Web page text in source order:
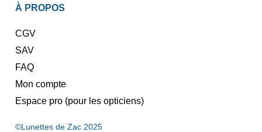
À PROPOS
CGV
SAV
FAQ
Mon compte
Espace pro (pour les opticiens)
©Lunettes de Zac 2025